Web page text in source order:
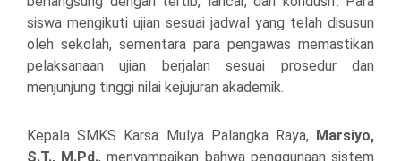
siswa mengikuti ujian sesuai jadwal yang telah disusun
oleh sekolah, sementara para pengawas memastikan
pelaksanaan ujian berjalan sesuai prosedur dan
menjunjung tinggi nilai kejujuran akademik.
Kepala SMKS Karsa Mulya Palangka Raya, Marsiyo,
S.T., M.Pd., menyampaikan bahwa penggunaan sistem